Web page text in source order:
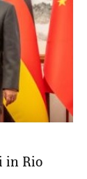
in Rio